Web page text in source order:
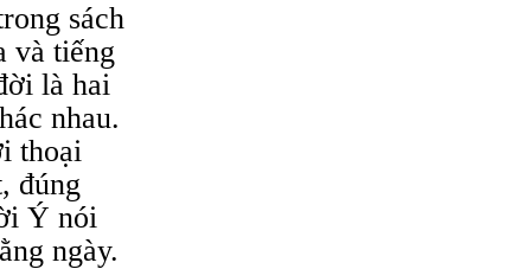
sách
và tiếng
là hai
nhau.
thoại
đúng
Ý nói
ngày.